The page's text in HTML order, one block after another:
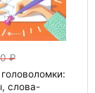
слова-